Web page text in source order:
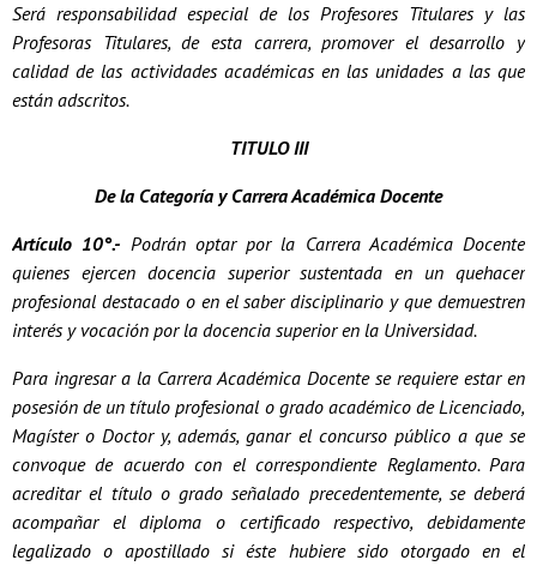
Será responsabilidad especial de los Profesores Titulares y las
Profesoras Titulares, de esta carrera, promover el desarrollo y
calidad de las actividades académicas en las unidades a las que
están adscritos.
TITULO III
De la Categoría y Carrera Académica Docente
Artículo 10°.- Podrán optar por la Carrera Académica Docente
quienes ejercen docencia superior sustentada en un quehacer
profesional destacado o en el saber disciplinario y que demuestren
interés y vocación por la docencia superior en la Universidad.
Para ingresar a la Carrera Académica Docente se requiere estar en
posesión de un título profesional o grado académico de Licenciado,
Magíster o Doctor y, además, ganar el concurso público a que se
convoque de acuerdo con el correspondiente Reglamento. Para
acreditar el título o grado señalado precedentemente, se deberá
acompañar el diploma o certificado respectivo, debidamente
legalizado o apostillado si éste hubiere sido otorgado en el